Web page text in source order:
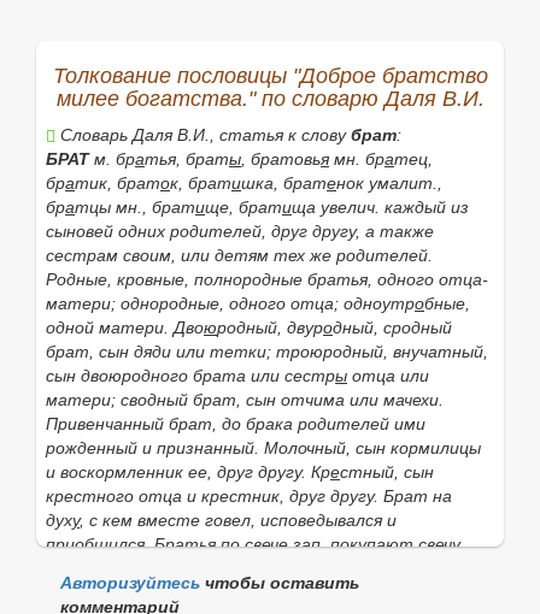
Толкование пословицы "Доброе братство
милее богатства." по словарю Даля В.И.
Словарь Даля В.И., статья к словубрат:
БРАТм. братья, браты, братовья мн. братец,
братик, браток, братишка, братенок умалит.,
братцы мн., братище, братища увелич. каждый из
сыновей одних родителей, друг другу, а также
сестрам своим, или детям тех же родителей.
Родные, кровные, полнородные братья, одного отца-
матери; однородные, одного отца; одноутробные,
одной матери.Двоюродный, двуродный, сродный
брат, сын дяди или тетки; троюродный, внучатный,
сын двоюродного брата или сестры отца или
матери; сводный брат, сын отчима или мачехи.
Привенчанный брат, до брака родителей ими
рожденный и признанный. Молочный, сын кормилицы
и воскормленник ее, друг другу. Крестный, сын
крестного отца и крестник, друг другу. Брат на
духу, с кем вместе говел, исповедывался и
приобщился.Братья по свече зап.покупают свечу
поочередно; этобратская свеча, а державшие —
Авторизуйтесь чтобы оставить
комментарий